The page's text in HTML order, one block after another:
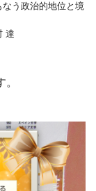
う政治的地位と境
達